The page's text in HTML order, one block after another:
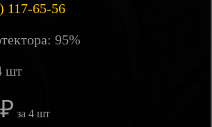
117-65-56
95%
шт
за 4 шт